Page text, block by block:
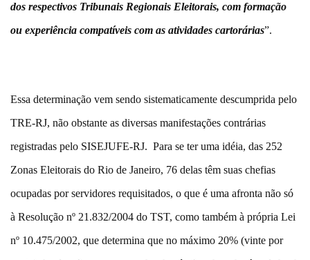
dos respectivos Tribunais Regionais Eleitorais, com formação
ou experiência compatíveis com as atividades cartorárias”.
Essa determinação vem sendo sistematicamente descumprida pelo
TRE-RJ, não obstante as diversas manifestações contrárias
registradas pelo SISEJUFE-RJ. Para se ter uma idéia, das 252
Zonas Eleitorais do Rio de Janeiro, 76 delas têm suas chefias
ocupadas por servidores requisitados, o que é uma afronta não só
à Resolução nº 21.832/2004 do TST, como também à própria Lei
nº 10.475/2002, que determina que no máximo 20% (vinte por